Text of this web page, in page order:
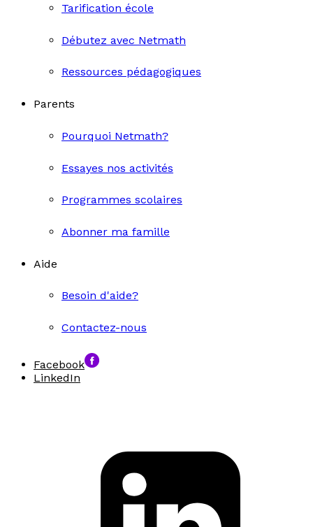
Tarification école
Débutez avec Netmath
Ressources pédagogiques
Parents
Pourquoi Netmath?
Essayes nos activités
Programmes scolaires
Abonner ma famille
Aide
Besoin d'aide?
Contactez-nous
Facebook
LinkedIn